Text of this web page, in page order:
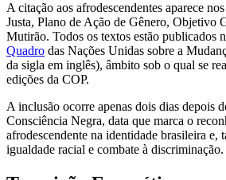
A citação aos afrodescendentes aparece
Justa, Plano de Ação de Gênero, Objetivo
Mutirão. Todos os textos estão publicados
Quadro das Nações Unidas sobre a
da sigla em inglês), âmbito sob o qual se
edições da COP.
A inclusão ocorre apenas dois dias depois
Consciência Negra, data que marca o
afrodescendente na identidade brasileira e,
igualdade racial e combate à discriminação.